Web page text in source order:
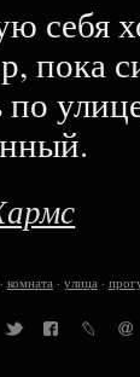
себя
пока
по
комната· улица·